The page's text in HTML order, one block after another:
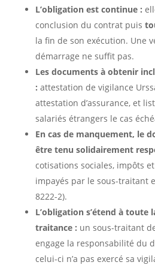
L’obligation est continue :
conclusion du contrat puis
la fin de son exécution. Une
démarrage ne suffit pas.
Les documents à obtenir
: attestation de vigilance
attestation d’assurance, et
salariés étrangers le cas
En cas de manquement, le
être tenu solidairement
cotisations sociales, impôts
impayés par le sous-traitant
8222-2).
L’obligation s’étend à toute
traitance : un sous-traitant
engage la responsabilité du
celui-ci n’a pas exercé sa